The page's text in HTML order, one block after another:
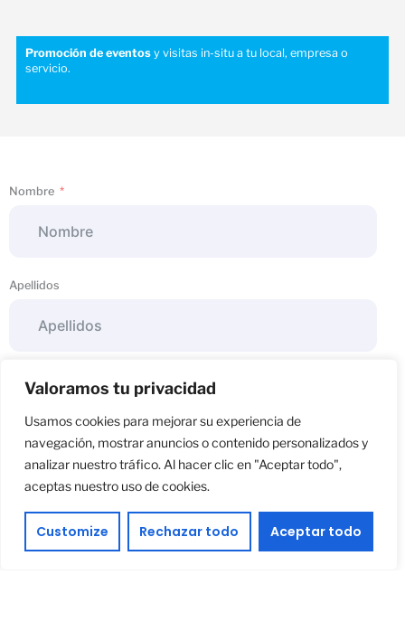
Valoramos tu privacidad
Usamos cookies para mejorar su experiencia de
navegación, mostrar anuncios o contenido personalizados y
analizar nuestro tráfico. Al hacer clic en "Aceptar todo",
aceptas nuestro uso de cookies.
Customize Rechazar todo Aceptar todo
Promoción de eventosy visitas in-situ a tu local, empresa o
servicio.
Nombre
Apellidos
Empresa
Email